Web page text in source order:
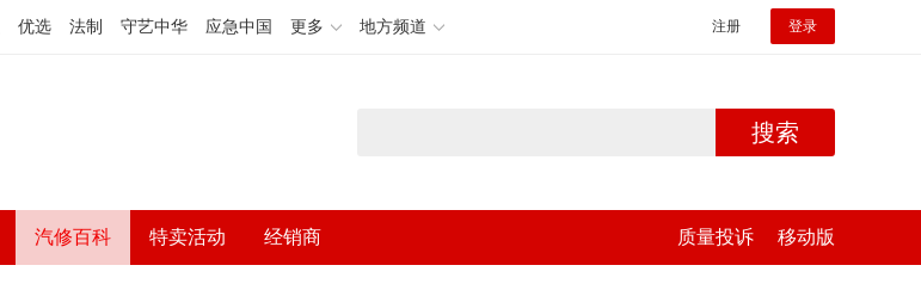
优选 法制 守艺中华 应急中国 更多 地方频道 注册 登录
搜索
汽修百科 特卖活动 经销商 质量投诉 移动版